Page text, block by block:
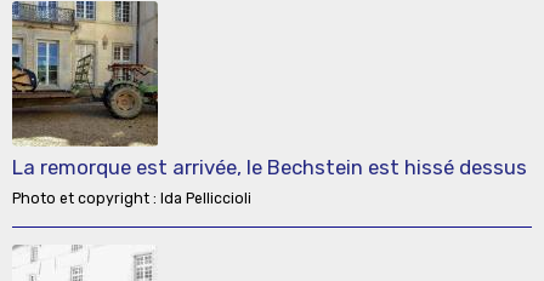
La remorque est arrivée, le Bechstein est hissé dessus
Photo et copyright : Ida Pelliccioli